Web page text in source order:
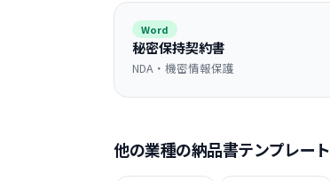
Word
秘密保持契約書
NDA・機密情報保護
他の業種の納品書テンプレート